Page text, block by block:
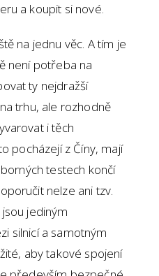
a koupit si nové.
na jednu věc. A tím je
není potřeba na
ty nejdražší
trhu, ale rozhodně
i těch
pocházejí z Číny, mají
testech končí
nelze ani tzv.
jediným
silnicí a samotným
aby takové spojení